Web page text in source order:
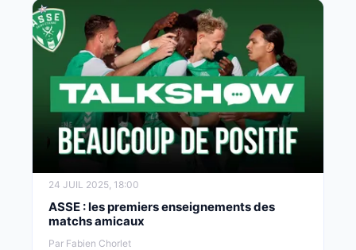
24 JUIL 2025, 18:00
ASSE : les premiers enseignements des
matchs amicaux
Par Fabien Chorlet